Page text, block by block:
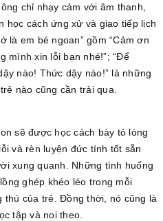
chỉ nhạy cảm với âm thanh,
học cách ứng xử và giao tiếp lịch
là em bé ngoan” gồm “Cảm ơn
mình xin lỗi bạn nhé!”; “Để
nào! Thức dậy nào!” là những
nào cũng cần trải qua.
sẽ được học cách bày tỏ lòng
và rèn luyện đức tính tốt sẵn
xung quanh. Những tình huống
ghép khéo léo trong mỗi
của trẻ. Đồng thời, nó cũng là
tập và noi theo.